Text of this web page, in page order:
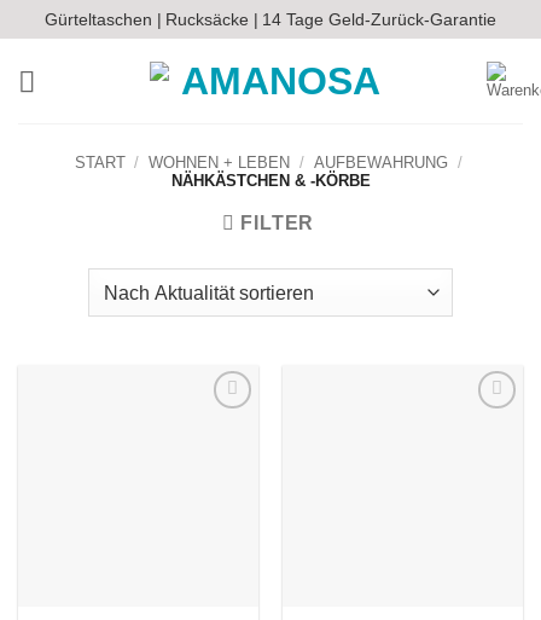
Inhalt
springen
Gürteltaschen | Rucksäcke | 14 Tage Geld-Zurück-Garantie
START / WOHNEN + LEBEN / AUFBEWAHRUNG /
NÄHKÄSTCHEN & -KÖRBE
FILTER